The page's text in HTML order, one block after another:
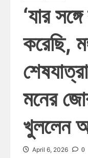
‘যার
করেছি,
মনের
খুললেন
April 6, 2026 0